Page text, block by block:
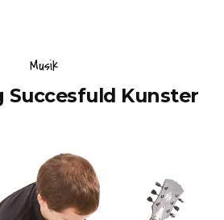
Musik
Succesfuld Kunster